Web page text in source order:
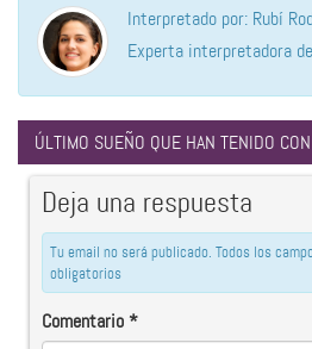
Interpretado por: Rubí
Experta interpretadora
ÚLTIMO SUEÑO QUE HAN TENIDO
Deja una respuesta
Tu email no será publicado. Todos los
obligatorios
Comentario*